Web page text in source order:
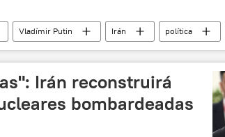
Vladímir Putin Irán política
Irán reconstruirá
bombardeadas